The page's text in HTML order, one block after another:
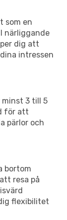
som en
närliggande
dig att
intressen
minst 3 till 5
för att
pärlor och
bortom
resa på
flexibilitet